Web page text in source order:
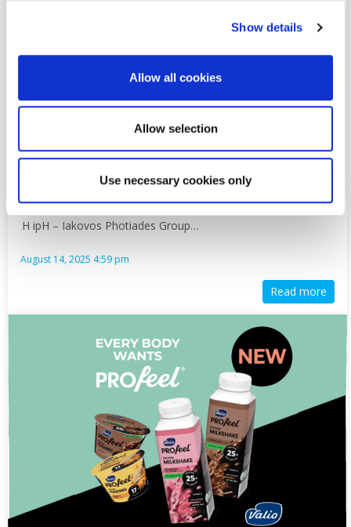
Show details
Allow all cookies
Allow selection
Use necessary cookies only
ipH – Iakovos Photiades Group of Companies:
Τροφοδοτώντας την Κύπρο
Η ipH – Iakovos Photiades Group…
August 14, 2025 4:59 pm
Read more